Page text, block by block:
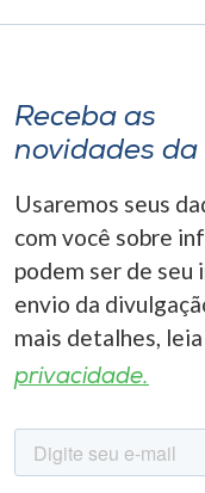
Receba as
novidades da
Usaremos seus
com você sobre
podem ser de seu
envio da
mais detalhes,
privacidade.